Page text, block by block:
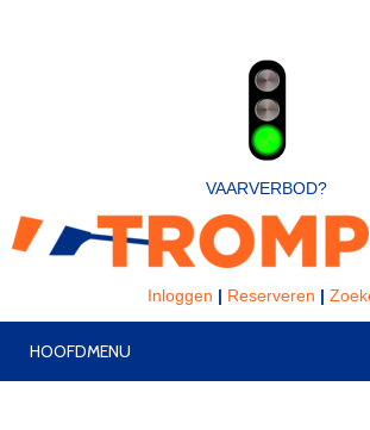
VAARVERBOD?
Inloggen | Reserveren |
HOOFDMENU